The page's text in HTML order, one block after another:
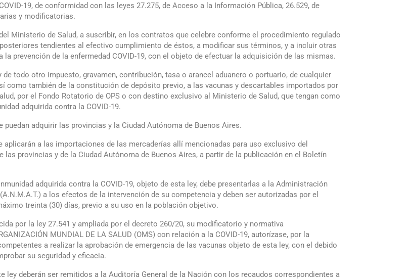
19, de conformidad con las leyes 27.275, de Acceso a la Información Pública, 26.529, de
y modificatorias.
Ministerio de Salud, a suscribir, en los contratos que celebre conforme el procedimiento regulado
tendientes al efectivo cumplimiento de éstos, a modificar sus términos, y a incluir otras
prevención de la enfermedad COVID-19, con el objeto de efectuar la adquisición de las mismas.
todo otro impuesto, gravamen, contribución, tasa o arancel aduanero o portuario, de cualquier
como también de la constitución de depósito previo, a las vacunas y descartables importados por
por el Fondo Rotatorio de OPS o con destino exclusivo al Ministerio de Salud, que tengan como
adquirida contra la COVID-19.
adquirir las provincias y la Ciudad Autónoma de Buenos Aires.
a las importaciones de las mercaderías allí mencionadas para uso exclusivo del
provincias y de la Ciudad Autónoma de Buenos Aires, a partir de la publicación en el Boletín
adquirida contra la COVID-19, objeto de esta ley, debe presentarlas a la Administración
a los efectos de la intervención de su competencia y deben ser autorizadas por el
treinta (30) días, previo a su uso en la población objetivo.
por la ley 27.541 y ampliada por el decreto 260/20, su modificatorio y normativa
MUNDIAL DE LA SALUD (OMS) con relación a la COVID-19, autorízase, por la
a realizar la aprobación de emergencia de las vacunas objeto de esta ley, con el debido
su seguridad y eficacia.
ley deberán ser remitidos a la Auditoría General de la Nación con los recaudos correspondientes a